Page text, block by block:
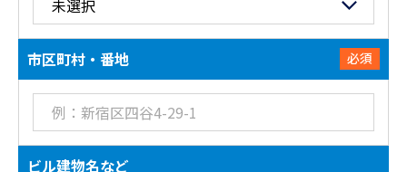
必須
市区町村・番地
ビル建物名など